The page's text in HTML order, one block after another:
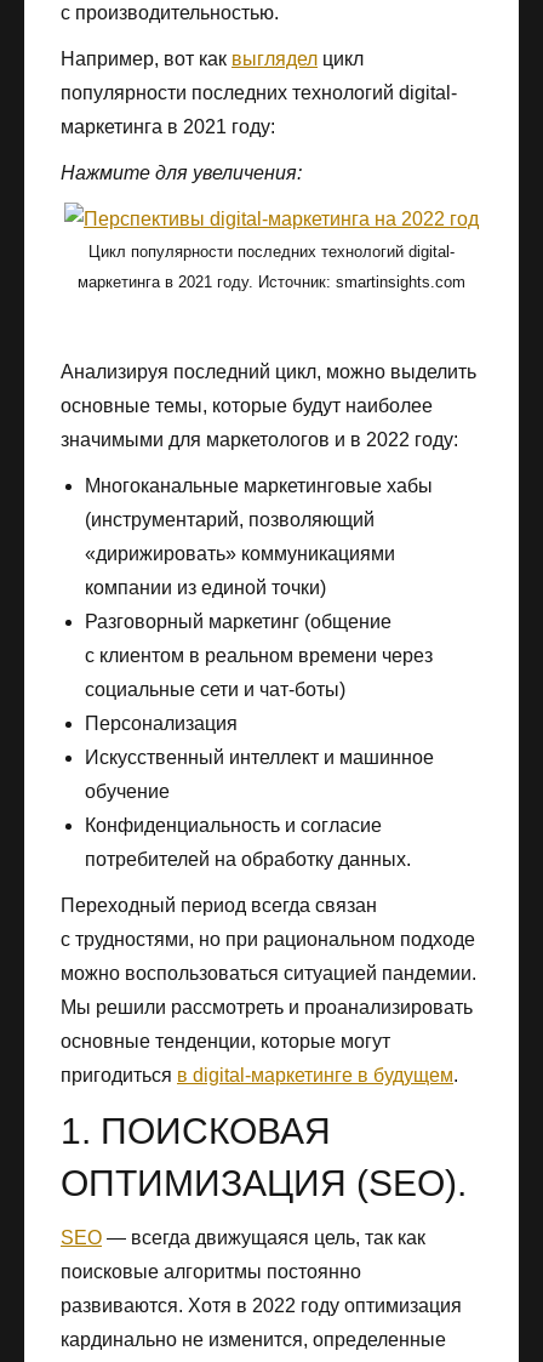
с производительностью.
Например, вот как выглядел цикл
популярности последних технологий digital-
маркетинга в 2021 году:
Нажмите для увеличения:
Цикл популярности последних технологий digital-
маркетинга в 2021 году. Источник: smartinsights.com
Анализируя последний цикл, можно выделить
основные темы, которые будут наиболее
значимыми для маркетологов и в 2022 году:
Многоканальные маркетинговые хабы
(инструментарий, позволяющий
«дирижировать» коммуникациями
компании из единой точки)
Разговорный маркетинг (общение
с клиентом в реальном времени через
социальные сети и чат-боты)
Персонализация
Искусственный интеллект и машинное
обучение
Конфиденциальность и согласие
потребителей на обработку данных.
Переходный период всегда связан
с трудностями, но при рациональном подходе
можно воспользоваться ситуацией пандемии.
Мы решили рассмотреть и проанализировать
основные тенденции, которые могут
пригодиться в digital-маркетинге в будущем.
1. ПОИСКОВАЯ
ОПТИМИЗАЦИЯ (SEO).
SEO — всегда движущаяся цель, так как
поисковые алгоритмы постоянно
развиваются. Хотя в 2022 году оптимизация
кардинально не изменится, определенные